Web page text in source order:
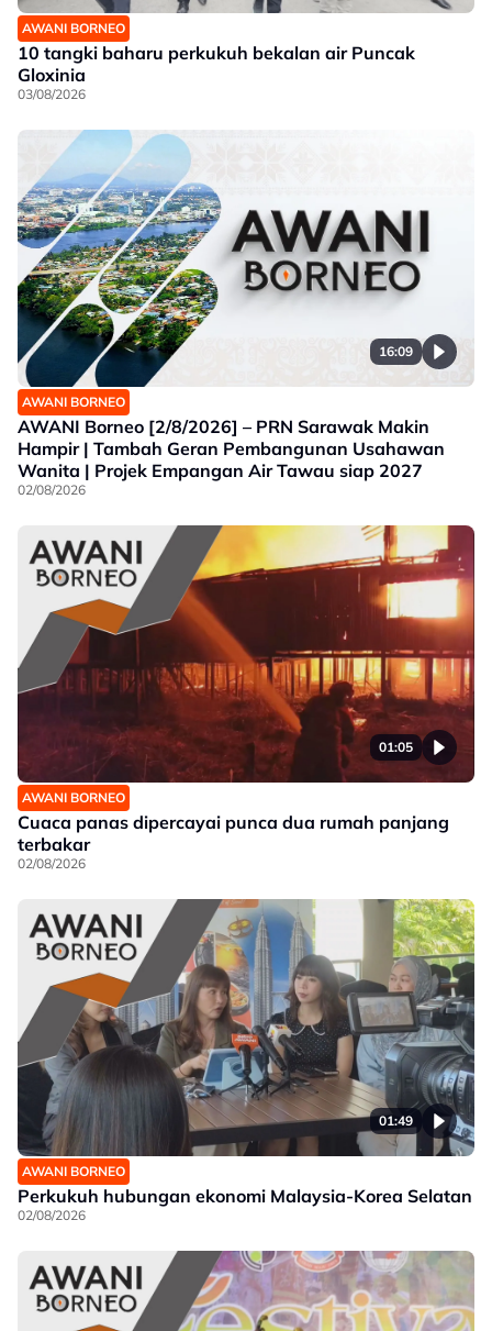
AWANI BORNEO
10 tangki baharu perkukuh bekalan air Puncak
Gloxinia
03/08/2026
16:09
AWANI BORNEO
AWANI Borneo [2/8/2026] – PRN Sarawak Makin
Hampir | Tambah Geran Pembangunan Usahawan
Wanita | Projek Empangan Air Tawau siap 2027
02/08/2026
01:05
AWANI BORNEO
Cuaca panas dipercayai punca dua rumah panjang
terbakar
02/08/2026
01:49
AWANI BORNEO
Perkukuh hubungan ekonomi Malaysia-Korea Selatan
02/08/2026